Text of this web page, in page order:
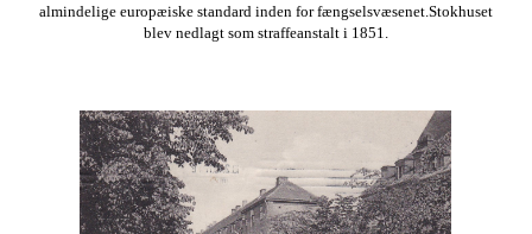
almindelige europæiske standard inden for fængselsvæsenet.Stokhuset
blev nedlagt som straffeanstalt i 1851.